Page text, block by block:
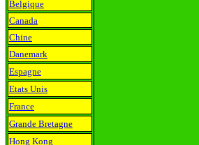
Belgique
Canada
Chine
Danemark
Espagne
Etats Unis
France
Grande Bretagne
Hong Kong